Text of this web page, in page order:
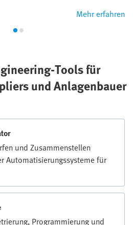
Mehr erfahren
Tools für
und Anlagenbauer
und Zusammenstellen
Automatisierungssysteme für
Programmierung und